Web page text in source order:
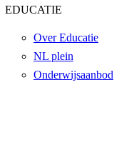
EDUCATIE
Over Educatie
NL plein
Onderwijsaanbod